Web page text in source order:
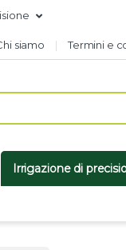
siamo Termini e
Irrigazione di